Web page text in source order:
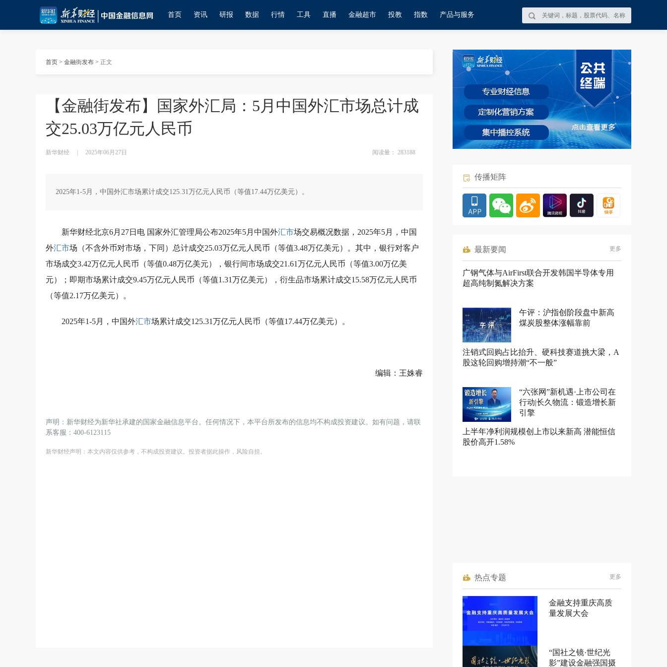
首页 资讯 研报 数据 行情 工具 直播 金融超市 投教 指数 产品与服务
首页 > 金融街发布 > 正文
【金融街发布】国家外汇局：5月中国外汇市场总计成
交25.03万亿元人民币
新华财经 2025年06月27日 阅读量： 283188
2025年1-5月，中国外汇市场累计成交125.31万亿元人民币（等值17.44万亿美元）。
新华财经北京6月27日电 国家外汇管理局公布2025年5月中国外汇市场交易概况数据，2025年5月，中国
外汇市场（不含外币对市场，下同）总计成交25.03万亿元人民币（等值3.48万亿美元）。其中，银行对客户
市场成交3.42万亿元人民币（等值0.48万亿美元），银行间市场成交21.61万亿元人民币（等值3.00万亿美
元）；即期市场累计成交9.45万亿元人民币（等值1.31万亿美元），衍生品市场累计成交15.58万亿元人民币
（等值2.17万亿美元）。
2025年1-5月，中国外汇市场累计成交125.31万亿元人民币（等值17.44万亿美元）。
编辑：王姝睿
声明：新华财经为新华社承建的国家金融信息平台。任何情况下，本平台所发布的信息均不构成投资建议。如有问题，请联
系客服：400-6123115
新华财经声明：本文内容仅供参考，不构成投资建议。投资者据此操作，风险自担。
传播矩阵
最新要闻 更多
广钢气体与AirFirst联合开发韩国半导体专用
超高纯制氮解决方案
午评：沪指创阶段盘中新高
煤炭股整体涨幅靠前
注销式回购占比抬升、硬科技赛道挑大梁，A
股这轮回购增持潮“不一般”
“六张网”新机遇·上市公司在
行动|长久物流：锻造增长新
引擎
上半年净利润规模创上市以来新高 潜能恒信
股价高开1.58%
热点专题 更多
金融支持重庆高质
量发展大会
“国社之镜·世纪光
影”建设金融强国摄